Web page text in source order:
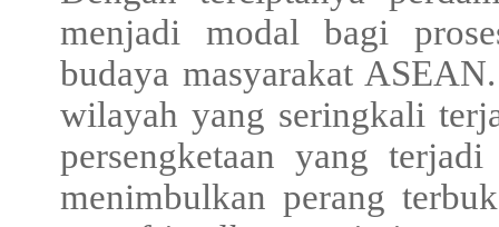
menjadi modal bagi
budaya masyarakat
wilayah yang seringkali
persengketaan yang
menimbulkan perang